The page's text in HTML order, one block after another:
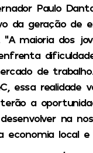
Paulo
da geração de
“A maioria dos
de
essa realidade
a
na
economia local e